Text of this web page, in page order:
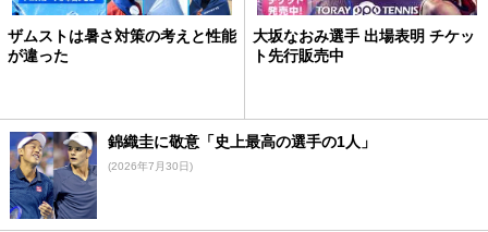
ザムストは暑さ対策の考えと性能
が違った
大坂なおみ選手 出場表明 チケッ
ト先行販売中
錦織圭に敬意「史上最高の選手の1人」
(2026年7月30日)